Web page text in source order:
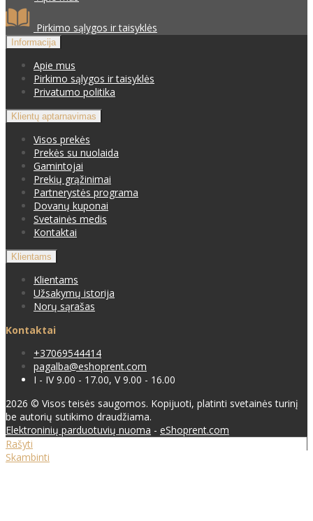
Pirkimo sąlygos ir taisyklės
Informacija
Apie mus
Pirkimo sąlygos ir taisyklės
Privatumo politika
Klientų aptarnavimas
Visos prekės
Prekės su nuolaida
Gamintojai
Prekių grąžinimai
Partnerystės programa
Dovanų kuponai
Svetainės medis
Kontaktai
Klientams
Klientams
Užsakymų istorija
Norų sąrašas
Kontaktai
+37069544414
pagalba@eshoprent.com
I - IV 9.00 - 17.00, V 9.00 - 16.00
2026 © Visos teisės saugomos. Kopijuoti, platinti svetainės turinį
be autorių sutikimo draudžiama.
Elektroninių parduotuvių nuoma - eShoprent.com
Rašyti
Skambinti